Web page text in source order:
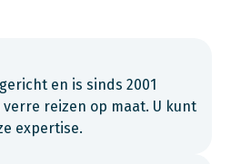
en is sinds 2001
reizen op maat. U kunt
expertise.